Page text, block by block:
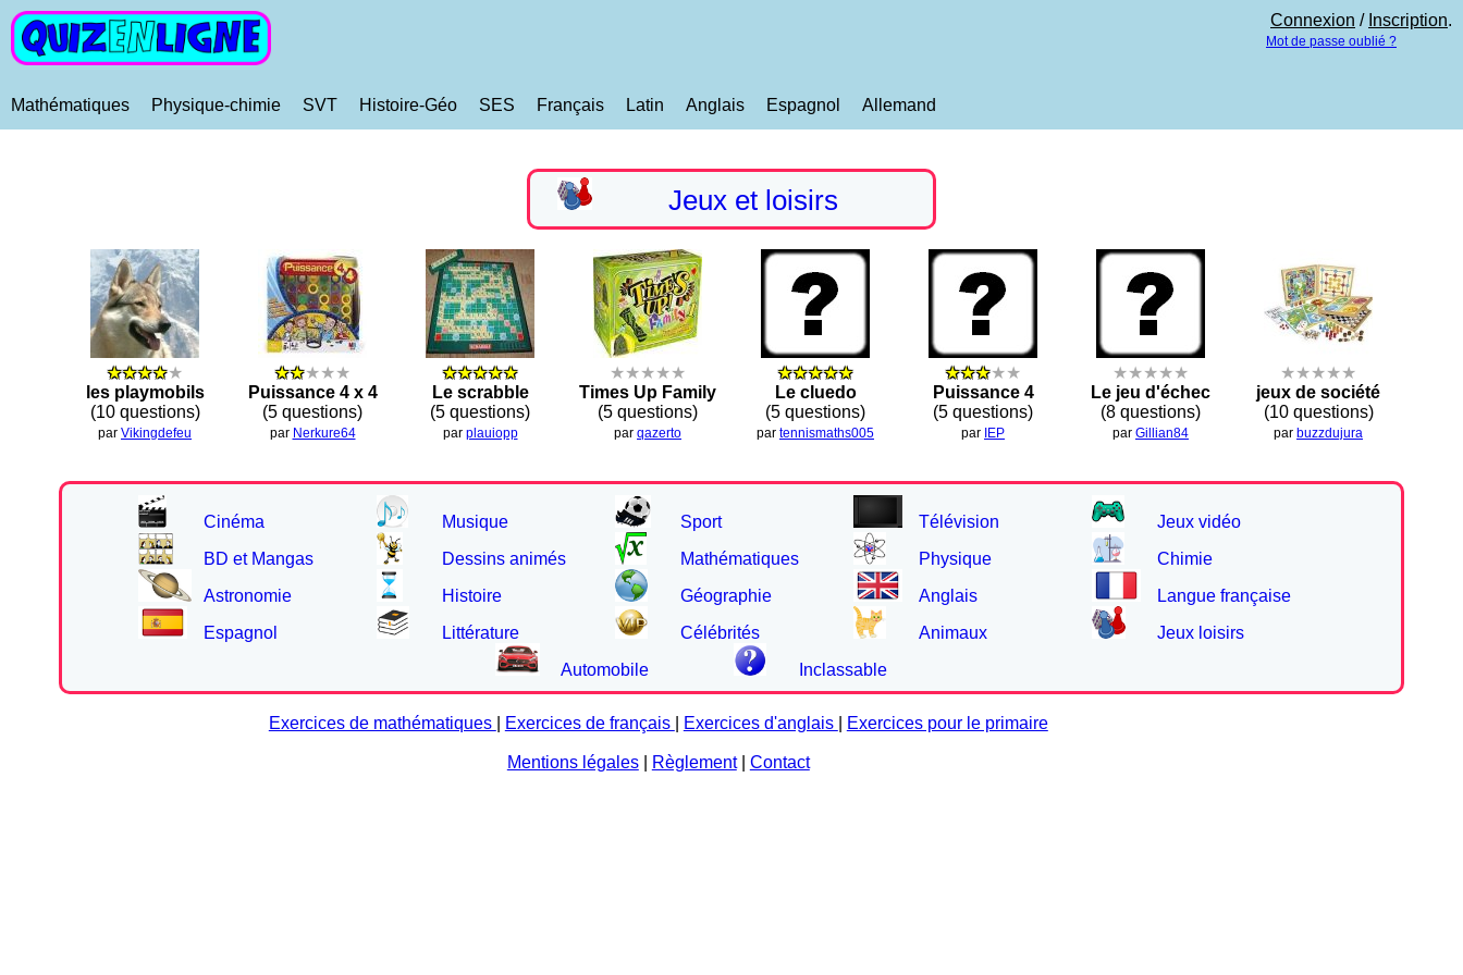
Connexion / Inscription.
Mot de passe oublié ?
Mathématiques Physique-chimie SVT Histoire-Géo SES Français Latin Anglais Espagnol Allemand
Jeux et loisirs
★★★★★
les playmobils
(10 questions)
par Vikingdefeu
★★★★★
Puissance 4 x 4
(5 questions)
par Nerkure64
★★★★★
Le scrabble
(5 questions)
par plauiopp
★★★★★
Times Up Family
(5 questions)
par qazerto
★★★★★
Le cluedo
(5 questions)
par tennismaths005
★★★★★
Puissance 4
(5 questions)
par IEP
★★★★★
Le jeu d'échec
(8 questions)
par Gillian84
★★★★★
jeux de société
(10 questions)
par buzzdujura
Cinéma Musique Sport Télévision
Jeux vidéo
BD et Mangas
Dessins animés Mathématiques Physique
Chimie
Astronomie
Histoire Géographie Anglais
Langue française
Espagnol
Littérature Célébrités Animaux
Jeux loisirs
Automobile
Inclassable
Exercices de mathématiques Exercices de français Exercices d'anglais Exercices pour le primaire
Mentions légales| Règlement| Contact